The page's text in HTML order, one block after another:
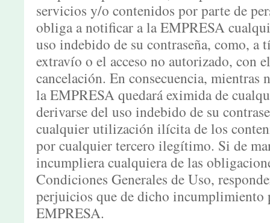
servicios y/o contenidos por parte de
obliga a notificar a la EMPRESA
uso indebido de su contraseña, como,
extravío o el acceso no autorizado, con
cancelación. En consecuencia,
la EMPRESA quedará eximida de
derivarse del uso indebido de su
cualquier utilización ilícita de los
por cualquier tercero ilegítimo. Si de
incumpliera cualquiera de las
Condiciones Generales de Uso,
perjuicios que de dicho incumplimiento
EMPRESA.